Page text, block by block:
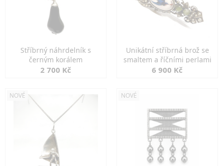
Stříbrný náhrdelník s
černým korálem
2 700 Kč
Unikátní stříbrná brož se
smaltem a říčními perlami
6 900 Kč
NOVÉ NOVÉ